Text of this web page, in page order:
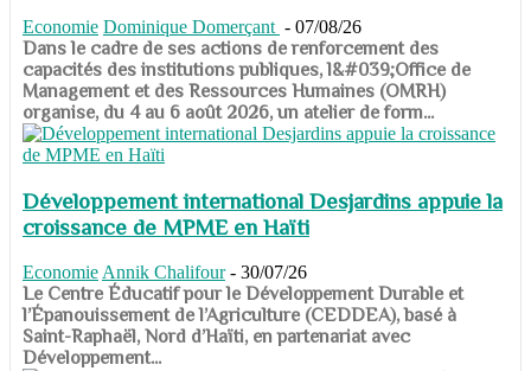
Economie Dominique Domerçant - 07/08/26
Dans le cadre de ses actions de renforcement des
capacités des institutions publiques, l&#039;Office de
Management et des Ressources Humaines (OMRH)
organise, du 4 au 6 août 2026, un atelier de form...
Développement international Desjardins appuie la
croissance de MPME en Haïti
Economie Annik Chalifour - 30/07/26
​​​​​​​Le Centre Éducatif pour le Développement Durable et
l’Épanouissement de l’Agriculture (CEDDEA), basé à
Saint-Raphaël, Nord d’Haïti, en partenariat avec
Développement...